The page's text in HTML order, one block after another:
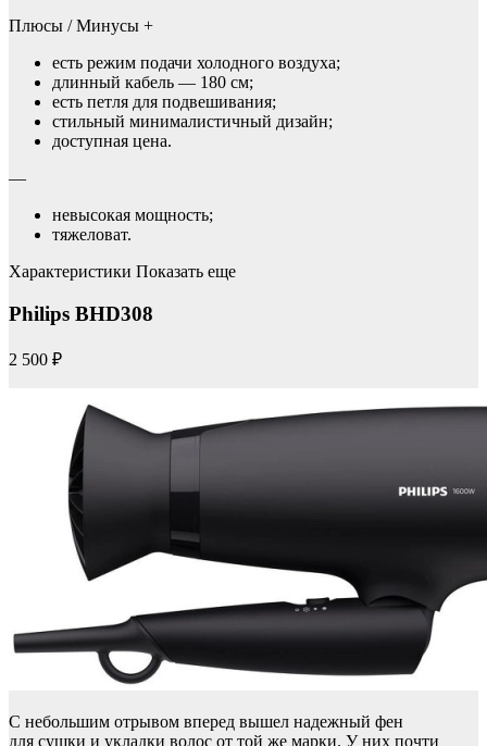
Плюсы / Минусы +
есть режим подачи холодного воздуха;
длинный кабель — 180 см;
есть петля для подвешивания;
стильный минималистичный дизайн;
доступная цена.
—
невысокая мощность;
тяжеловат.
Характеристики Показать еще
Philips BHD308
2 500 ₽
С небольшим отрывом вперед вышел надежный фен
для сушки и укладки волос от той же марки. У них почти